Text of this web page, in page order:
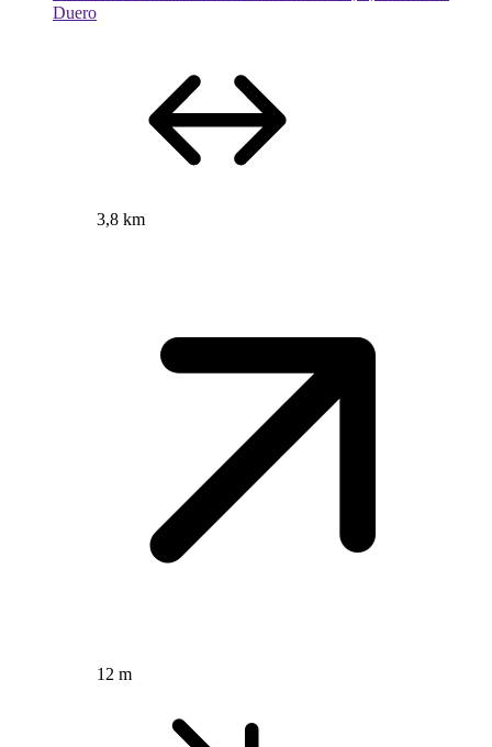
Duero
3,8 km
12 m